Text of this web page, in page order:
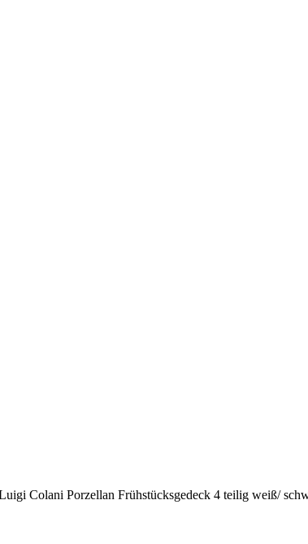
Colani Porzellan Frühstücksgedeck 4 teilig weiß/